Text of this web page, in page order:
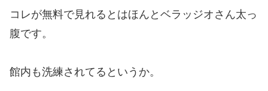
コレが無料で見れるとはほんとベラッジオさん太っ
腹です。
館内も洗練されてるというか。